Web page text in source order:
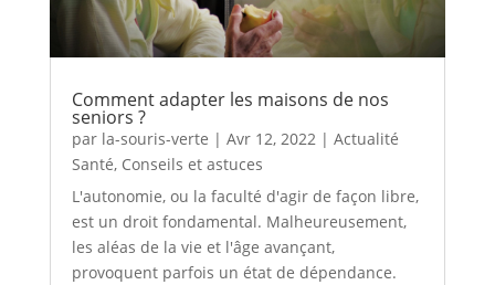
Comment adapter les maisons de nos
seniors ?
par la-souris-verte | Avr 12, 2022| Actualité
Santé, Conseils et astuces
L'autonomie, ou la faculté d'agir de façon libre,
est un droit fondamental. Malheureusement,
les aléas de la vie et l'âge avançant,
provoquent parfois un état de dépendance.